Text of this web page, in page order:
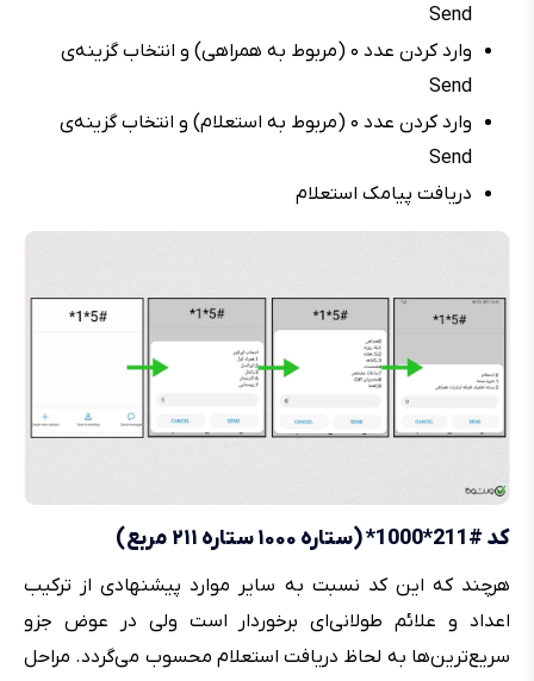
Send
وارد کردن عدد ۰ (مربوط به همراهی) و انتخاب گزینه‌ی
Send
وارد کردن عدد ۰ (مربوط به استعلام) و انتخاب گزینه‌ی
Send
دریافت پیامک استعلام
کد #211*1000* (ستاره ۱۰۰۰ ستاره ۲۱۱ مربع)
هرچند که این کد نسبت به سایر موارد پیشنهادی از ترکیب
اعداد و علائم طولانی‌ای برخوردار است ولی در عوض جزو
سریع‌ترین‌ها به لحاظ دریافت استعلام محسوب می‌گردد. مراحل